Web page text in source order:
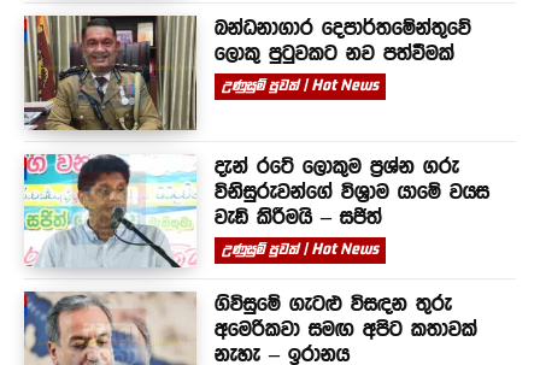
බන්ධනාගාර දෙපාර්තමේන්තුවේ
ලොකු පුටුවකට නව පත්වීමක්
උණුසුම් පුවත් | Hot News
දැන් රටේ ලොකුම ප්‍රශ්න ගරු
විනිසුරුවන්ගේ විශ්‍රාම යාමේ වයස
වැඩි කිරීමයි – සජිත්
උණුසුම් පුවත් | Hot News
ගිවිසුමේ ගැටළු විසඳන තුරු
අමෙරිකවා සමඟ අපිට කතාවක්
නැහැ – ඉරානය